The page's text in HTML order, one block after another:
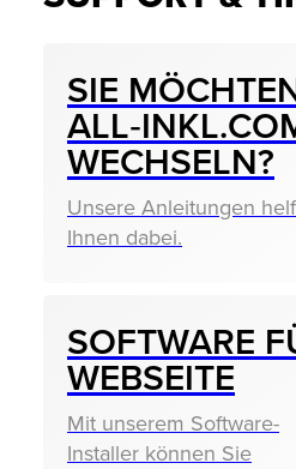
SIE
WECHSELN?
Unsere Anleitungen
Ihnen dabei.
SOFTWARE
WEBSEITE
Mit unserem Software-
Installer können Sie